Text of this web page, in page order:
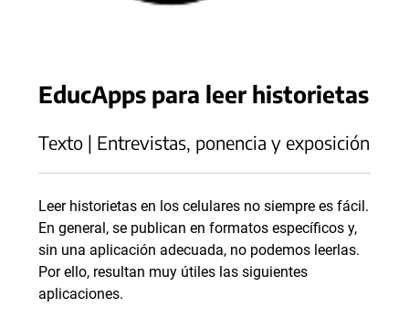
EducApps para leer historietas
Texto | Entrevistas, ponencia y exposición
Leer historietas en los celulares no siempre es fácil.
En general, se publican en formatos específicos y,
sin una aplicación adecuada, no podemos leerlas.
Por ello, resultan muy útiles las siguientes
aplicaciones.